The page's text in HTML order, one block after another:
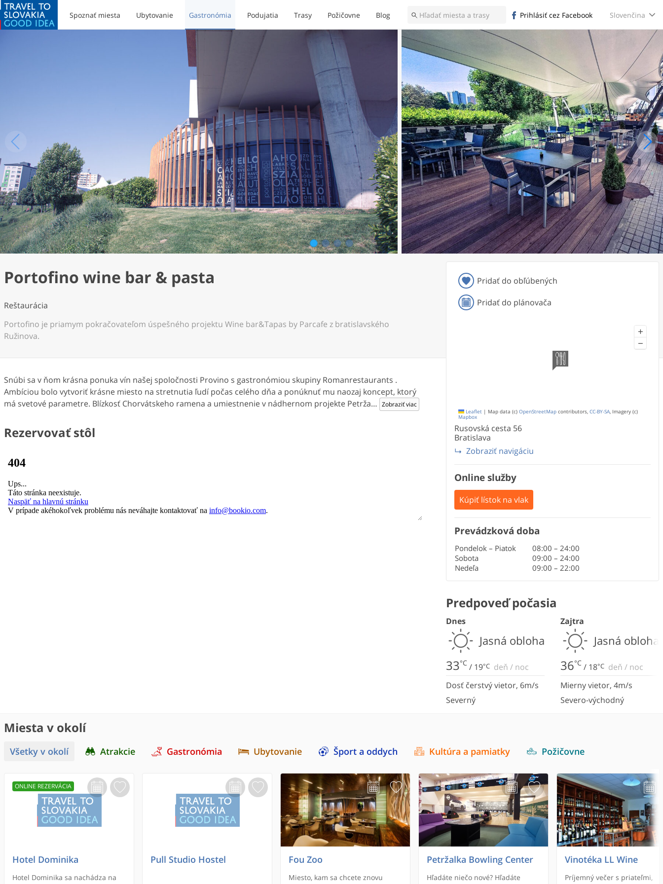
Spoznať miesta Ubytovanie Gastronómia Podujatia Trasy Požičovne Blog Prihlásiť cez Facebook Slovenčina
1 2 3 4
Portofino wine bar & pasta
Reštaurácia
Portofino je priamym pokračovateľom úspešného projektu Wine bar&Tapas by Parcafe z bratislavského
Ružinova.
Snúbi sa v ňom krásna ponuka vín našej spoločnosti Provino s gastronómiou skupiny Romanrestaurants .
Ambíciou bolo vytvoriť krásne miesto na stretnutia ľudí počas celého dňa a ponúknuť mu naozaj koncept, ktorý
má svetové parametre. Blízkosť Chorvátskeho ramena a umiestnenie v nádhernom projekte Petrža… Zobraziť viac
Rezervovať stôl
Pridať do obľúbených
Pridať do plánovača
+
−
Leaflet | Map data (c) OpenStreetMap contributors, CC-BY-SA , Imagery (c)
Mapbox
Rusovská cesta 56
Bratislava
Zobraziť navigáciu
Online služby
Kúpiť lístok na vlak
Prevádzková doba
Pondelok – Piatok 08:00 – 24:00
Sobota
09:00 – 24:00
Nedeľa
09:00 – 22:00
Predpoveď počasia
Dnes
Jasná obloha
33°C / 19°C deň / noc
Dosť čerstvý vietor, 6m/s
Severný
Zajtra
Jasná obloha
36°C / 18°C deň / noc
Mierny vietor, 4m/s
Severo-východný
Miesta v okolí
Všetky v okolí Atrakcie Gastronómia Ubytovanie Šport a oddych Kultúra a pamiatky Požičovne
Hotel Dominika
Hotel Dominika sa nachádza na
ONLINE REZERVÁCIA
Pull Studio Hostel Fou Zoo
Miesto, kam sa chcete znovu
Petržalka Bowling Center
Hľadáte niečo nové? Hľadáte
Vinotéka LL Wine
Príjemný večer s priateľmi,